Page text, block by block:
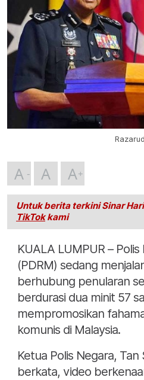
A A A
Untuk berita terkini Sinar
TikTokkami
KUALA LUMPUR – Polis
(PDRM) sedang
berhubung penularan
berdurasi dua minit 57
mempromosikan
komunis di Malaysia.
Ketua Polis Negara, Tan
berkata, video